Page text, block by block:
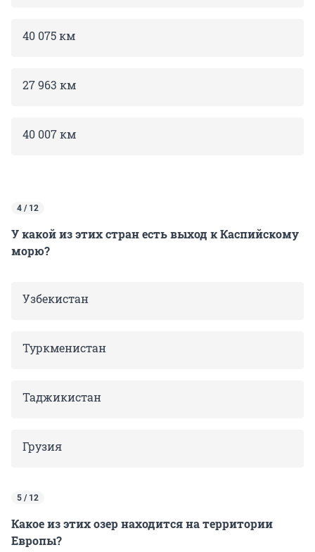
40 075 км
27 963 км
40 007 км
4 / 12
У какой из этих стран есть выход к Каспийскому
морю?
Узбекистан
Туркменистан
Таджикистан
Грузия
5 / 12
Какое из этих озер находится на территории
Европы?